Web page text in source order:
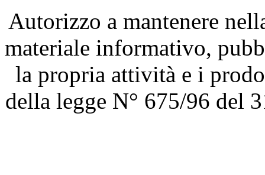
Autorizzo a mantenere
materiale informativo,
la propria attività e i
della legge N° 675/96 del